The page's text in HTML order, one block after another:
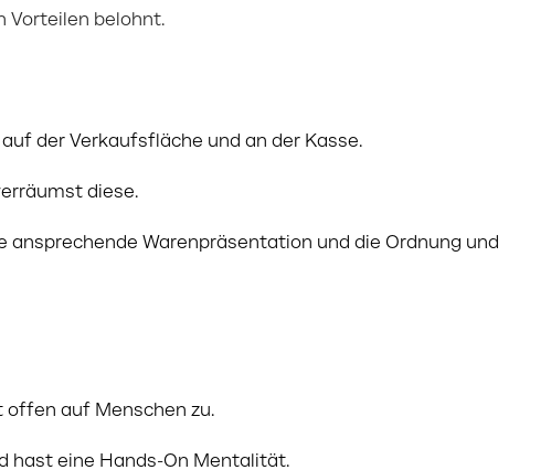
Vorteilen belohnt.
der Verkaufsfläche und an der Kasse.
diese.
Warenpräsentation und die Ordnung und
auf Menschen zu.
hast eine Hands-On Mentalität.